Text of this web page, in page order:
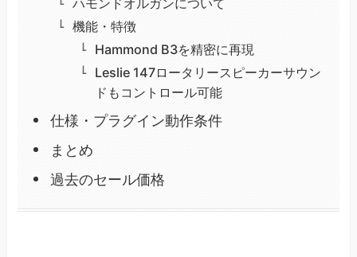
機能・特徴
Hammond B3を精密に再現
Leslie 147ロータリースピーカーサウン
ドもコントロール可能
仕様・プラグイン動作条件
まとめ
過去のセール価格